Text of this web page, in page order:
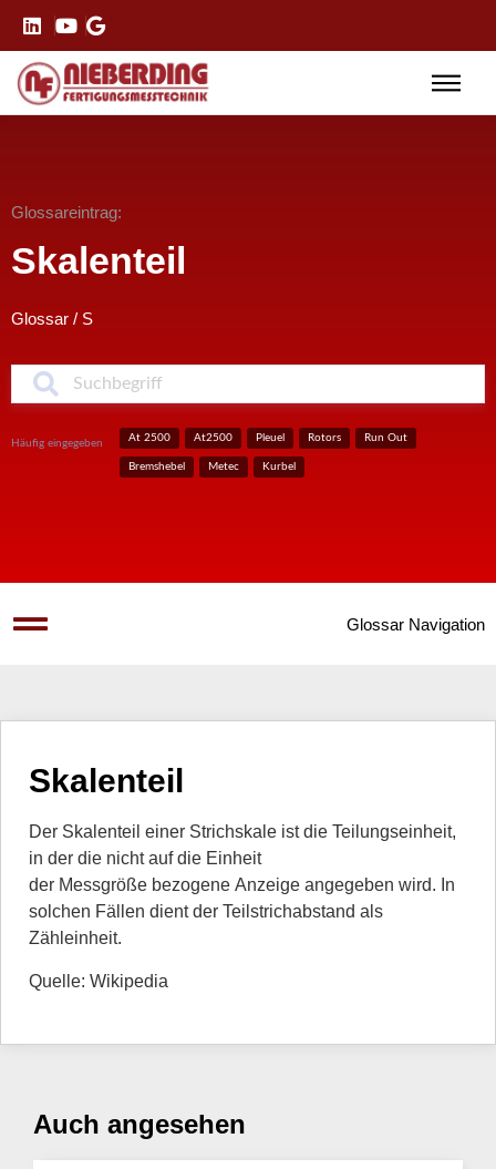
Glossareintrag:
Skalenteil
Glossar / S
Häufig eingegeben At 2500 At2500 Pleuel Rotors Run Out
Bremshebel Metec Kurbel
Glossar Navigation
Skalenteil
Der Skalenteil einer Strichskale ist die Teilungseinheit,
in der die nicht auf die Einheit
der Messgröße bezogene Anzeige angegeben wird. In
solchen Fällen dient der Teilstrichabstand als
Zähleinheit.
Quelle: Wikipedia
Auch angesehen